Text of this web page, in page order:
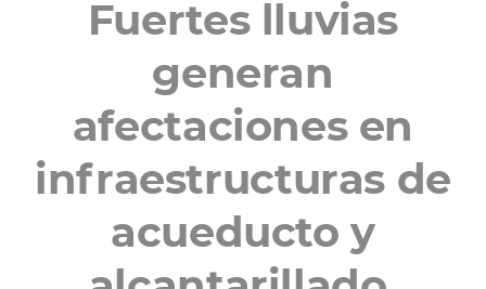
Fuertes lluvias
generan
afectaciones en
infraestructuras de
acueducto y